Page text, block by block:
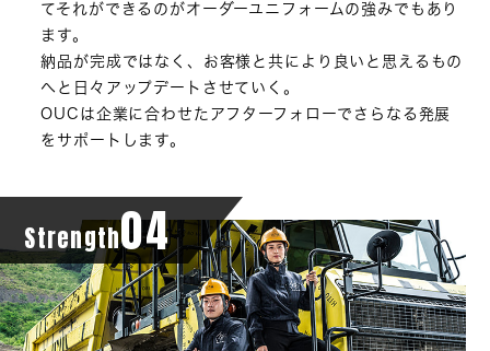
てそれができるのがオーダーユニフォームの強みでもあり
ます。
納品が完成ではなく、お客様と共により良いと思えるもの
へと日々アップデートさせていく。
OUCは企業に合わせたアフターフォローでさらなる発展
をサポートします。
Strength04